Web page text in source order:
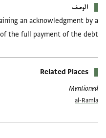
الوصف
an acknowledgment by a
the full payment of the debt.
Related Places
Mentioned
al-Ramla